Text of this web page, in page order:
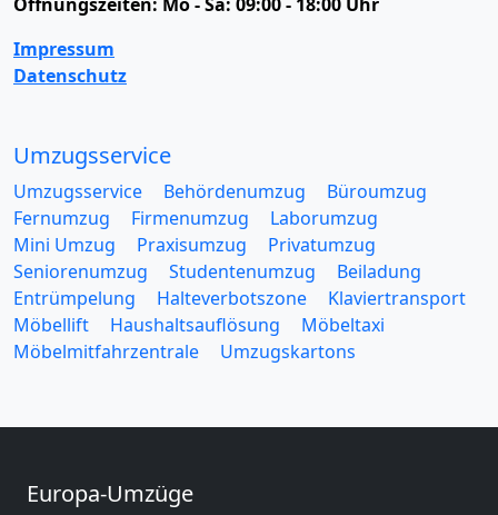
Impressum
Datenschutz
Umzugsservice
Umzugsservice Behördenumzug
Büroumzug
Fernumzug
Firmenumzug
Laborumzug
Mini Umzug
Praxisumzug
Privatumzug
Seniorenumzug
Studentenumzug
Beiladung
Entrümpelung
Halteverbotszone
Klaviertransport
Möbellift
Haushaltsauflösung
Möbeltaxi
Möbelmitfahrzentrale
Umzugskartons
Europa-Umzüge